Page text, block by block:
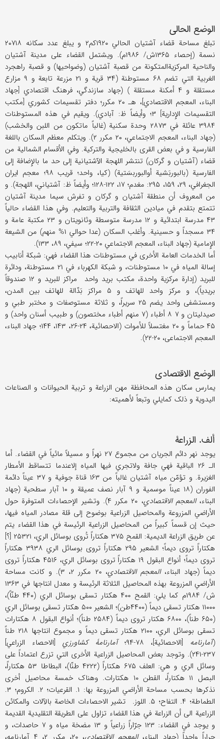
الوضع الحالي
تبلغ مساحة قضاء آشتیان الحالي ۱۹۲۰کم۲ و یبلغ عدد سکانه ۲۰۷۱۸
نسمة (إحصاء ۱۳۶۵ش/ ۱۹۸۶م). ویشتمل القضاء علی مدینة آشتیان
والناحیة المرکزیةالمتکونة من قصبة آشتیان (وضواحیها) و قصبة راهجرد
الغربیة التي تضم ۶۸ مستوطنة (۳۴ قریة و ۲۱ مزرعة تابعة و ۹ مزارع
مستقلة و ۴ أمکنة مستقلة ) (جهاد سازندگي، فرهنگ اقتصادي [جهاد
البناء، المعجم الاقتصادي]، هـ ۲۰ مکرر؛ دفتر تقسیمات کشوري [مکتب
التقسیمات الإِداریة] ۳؛ وأیضاً ظ: آبادي). ویقیم في هذه المستوطنات
۳۹۸۴ عائلة في ۲۸۷۳ وحدة سکنیة (غالباً ماتکون من اللبن والخشب)
(جهاد البناء، المعجم الاجتماعي، ۲۰ مکرر ۲). ویتکلم معظم السکان باللغة
الفارسیة و في بعض القری بالخلیجیة والترکیة. وفي الأقسام الشمالیة من
قضاء (آشتیان و گرکان) تنتشر اللهجة الآشتیانیة إلی حد ما بالإِضافة إلی
الفارسیة (بالبوربَشیة أوالبوربسَتیة) (کیا، واحد؛ قریب ۹۸؛ معجم ایران
الجغرافي، ۲۹، ۱۵۹، ۲۹۵: مغدم؛ ۱۷، ۱۲۲-۱۲۸؛ وأیضاً ظ: آشتیاني، اللهجة). و
من المعروف أن منطقة آشتیان و گرکان و تفرش سیما مدینة آشتیان
تتمتع بتقدم في میادین الثقافة والتربیة والتعلیم. وفي هذا القضاء حالیاً
۴۳ مدرسة ابتدائیة و ۱۲ مدرسة متوسطة وثانویتان و ۲۳ مکتبة عامة و
۳۴ مسجداً و حسینیة. وأغلب السکان (عدا حوالي ۱% منهم) من الشیعة
الإِمامیة (جهاد البناء، المعجم الاجتماعي ۲۰-۲۲؛ سیفي، ۸۹، ۱۳۳).
أما الخدمات العامة الأخری في مستوطنات هذا القضاء فهي: شبکة أنابیب
إسالة المیاه في ۱۰ مستوطنات، و شبکة الکهرباء في ۲۱ مستوطنة، ودائرة
للبرید (إدارة مرکزیة واحدة، مکتب برید واحد مراکز للبرید و ۱۲ صندوقاً
بریدیاً)، و مرکز واحد للهاتف و ۵ مراکز بَدّالة للهاتف بین المدن،
ومستشفی واحد یضم ۲۵ سریراً، و ثلاثة مستوصفات و مختبر طبي و
صیدلیتان و ۷ ۸ أطباء (۷ منهم أطباء مختصون) و طبیب أسنان واحد) و
۴۵ حماماً و ۲۰ مغتسلاً للأموات (الاحصائیة، ۲۴-۲۶، ۱۴۳، ۱۴۴؛ جهاد البناء،
المعجم الاجتماعی، ۲۰-۲۲).
الوضع الاقتصادي
یمارس سکان هذه المحافظة مهن الزراعة و تربیة الحیوانات و الصناعات
الیدویة و ذلک کمایلي وتبعاً لأهمیته:
ألف. الزراعة
یوجد نهر دائم الجریان من مجموع ۲۷ نهراً و مسیلاً مائیاً في القضاء. أما
الـ ۲۶ الباقیة فهي جافة ولاتجري فیها المیاه إلاعندما تتساقط الأمطار
الغزیرة. و تؤمّن میاه آشتیان غالباً من ۱۶۳ قناة جوفیة و ۳۷ عیناً دائمة
الفوران (۱۸ عیناً موسمیة و ۹ آبار نصف عمیقة و ۱۰ آبار سطحیة (جهاد
البناء،المعجم الاقتصادي
، ۲۰ مکرر ۴). وتشیر الإحصاءات المتوفرة حول
الأراضي المزروعة والمحاصیل الزراعیة بوضوح إلی قلة مصادر المیاه فیها،
حیث إن قسماً کبیراً من المحاصیل الزراعیة الرئیسة في هذا القضاء یتم
عن طریق الزراعة الدیمیة: القمح ۳۷۵ هکتاراً تُروی بوسائل الري، ۲۵۳۲۱ [؟]
هکتاراً تروی دیماً؛ الشعیر ۲۹۵ هکتاراً تروی بوسائل الري ۳۹۳۸ هکتاراً
تروی دیماً؛ أنواع البقول ۱۹ هکتاراً تروی بوسائل الري، ۴۵۱۶ هکتاراً تروی
دیماً (جهاد البناء،المعجم الاقتصادي
، ۲۰ مکرر ۲، ۳). و کانت مساحة
الأراضي المزروعة بهذه المحاصیل الثلاثة الرئیسة و معدل انتاجها في ۱۳۶۳
ش/ ۱۹۸۴م کما یلي: القمح ۴۰۰ هکتار تسقی بوسائل الري (۴۴۰ طنّاً)،
۱۱۰۰۰ هکتار تسقی دیماً (۴۴۰۰طن)؛ الشعیر ۵۰۰ هکتار تسقی بوسائل الري
(۶۵۰ طناً)، ۶۸۰۰ هکتار تروی دیماً (۲۵۸۴ طناً)؛ أنواع البقول ۸ هکتارات
تسقی بوسائل الري، ۲۱۰۰ هکتار تسقی دیماً و مجموع انتاجها ۲۱۸ طناً
(آمارنامه [الاحصائیة]، ۷۸-۹۴؛ آمارنامۀ کشاورزي [الاحصاء الزراعي]
۲۳۷-۲۴۱). وتوجد بعض المحاصیل الزراعیة الأخری التي تزرع اعتماداً علی
وسائل الري و هي: العلف ۶۷۵ هکتاراً (۴۲۲۲ طنّا)، البطاطا ۵۳ هکتاراً،
البصل ۱۱ هکتاراً، القطن ۱۰ هکتارات. وهناک خمسة محاصیل أخری
نذکرها بحسب مساحة الأراضي المزروعة بها: ۱. القرعیات؛ ۲. الکروم؛ ۳.
الطماطة؛ ۴. التفاح؛ ۵. اللوز. تشیر الاحصاءات الخاصة بالآلات والمکائن
الزراعیة الی أن الزراعة في هذا القضاء تزاول علی الطریقة التقلیدیة القدیمة
و یوجد في القضاء: ۱۲۳ جرّاراً زراعیاً و ۱۳ مضخة میاه و ۷ حاصدات، و